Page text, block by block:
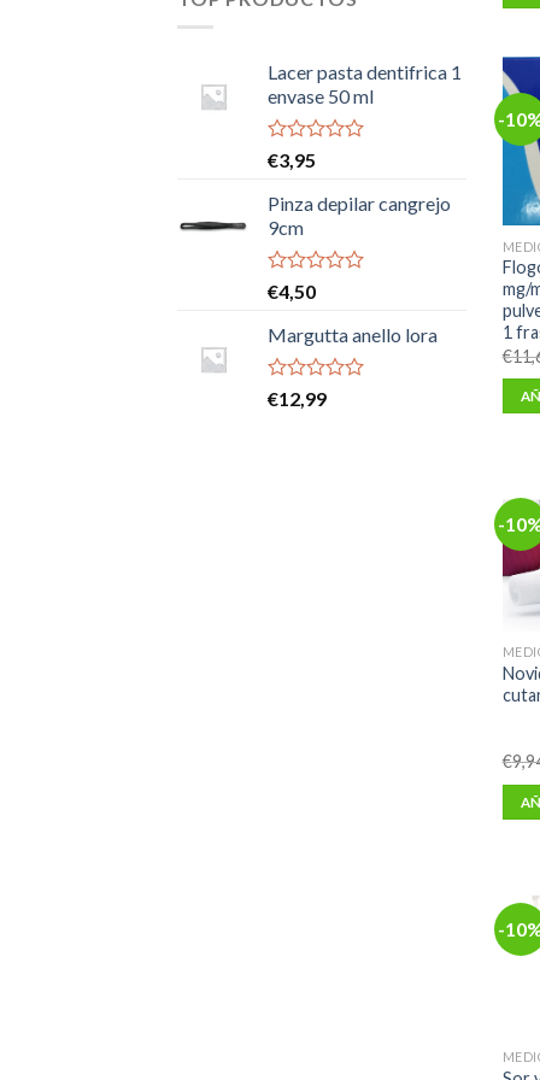
Lacer pasta dentifrica 1
envase 50 ml
Valorado
con
0
de
5
€3,95
Pinza depilar cangrejo
9cm
Valorado
con
0
de
5
€4,50
Margutta anello lora
Valorado
€12,99
-
mg/
1
€
-
€
-